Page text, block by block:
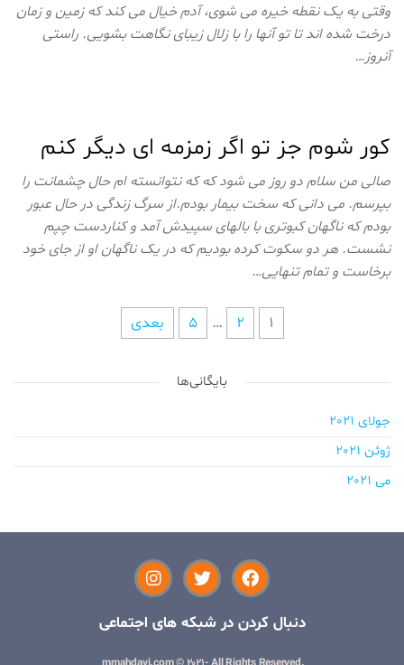
وقتی به یک نقطه خیره می شوی، آدم خیال می کند که زمین و زمان
درخت شده اند تا تو آنها را با زلال زیبای نگاهت بشویی. راستی
آنروز…
کور شوم جز تو اگر زمزمه ای دیگر کنم
صالی من سلام دو روز می شود که که نتوانسته ام حال چشمانت را
بپرسم. می دانی که سخت بیمار بودم.از سرگ زندگی در حال عبور
بودم که ناگهان کبوتری با بالهای سپیدش آمد و کناردست چپم
نشست. هر دو سکوت کرده بودیم که در یک ناگهان او از جای خود
برخاست و تمام تنهایی…
1
2
…
5 بعدی
بایگانی‌ها
جولای 2021
ژوئن 2021
می 2021
دنبال کردن در شبکه های اجتماعی